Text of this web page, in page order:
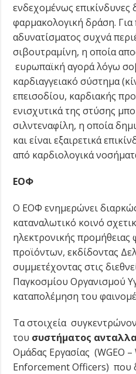
ενδεχομένως επικίνδυνες
φαρμακολογική δράση. Για
αδυνατίσματος συχνά
σιβουτραμίνη, η οποία
ευρωπαϊκή αγορά λόγω
καρδιαγγειακό σύστημα
επεισοδίου, καρδιακής
ενισχυτικά της στύσης
σιλντεναφίλη, η οποία
και είναι εξαιρετικά
από καρδιολογικά
ΕΟΦ
Ο ΕΟΦ ενημερώνει
καταναλωτικό κοινό
ηλεκτρονικής προμήθειας
προϊόντων, εκδίδοντας
συμμετέχοντας στις
Παγκοσμίου Οργανισμού
καταπολέμηση του
Τα στοιχεία
του συστήματος
Ομάδας Εργασίας (WGEO
Enforcement Officers) που